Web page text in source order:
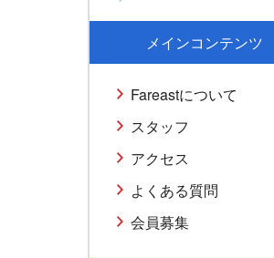
メインコンテンツ
Fareastについて
スタッフ
アクセス
よくある質問
会員募集